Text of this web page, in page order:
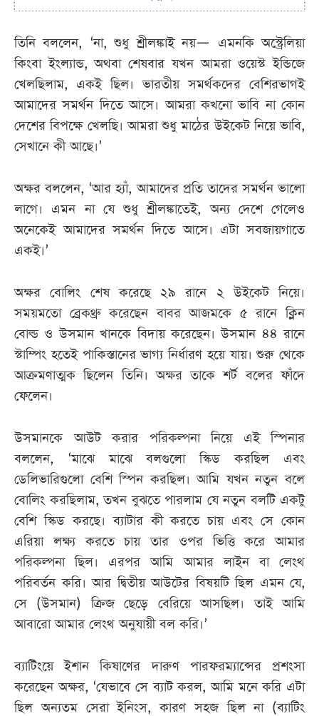
তিনি বললেন, ‘না, শুধু শ্রীলঙ্কাই নয়— এমনকি অস্ট্রেলিয়া
কিংবা ইংল্যান্ড, অথবা শেষবার যখন আমরা ওয়েস্ট ইন্ডিজে
খেলছিলাম, একই ছিল। ভারতীয় সমর্থকদের বেশিরভাগই
আমাদের সমর্থন দিতে আসে। আমরা কখনো ভাবি না কোন
দেশের বিপক্ষে খেলছি। আমরা শুধু মাঠের উইকেট নিয়ে ভাবি,
সেখানে কী আছে।’
অক্ষর বললেন, ‘আর হ্যাঁ, আমাদের প্রতি তাদের সমর্থন ভালো
লাগে। এমন না যে শুধু শ্রীলঙ্কাতেই, অন্য দেশে গেলেও
অনেকেই আমাদের সমর্থন দিতে আসে। এটা সবজায়গাতে
একই।’
অক্ষর বোলিং শেষ করেছে ২৯ রানে ২ উইকেট নিয়ে।
সময়মতো ব্রেকথ্রু করেছেন বাবর আজমকে ৫ রানে ক্লিন
বোল্ড ও উসমান খানকে বিদায় করেছেন। উসমান ৪৪ রানে
স্টাম্পিং হতেই পাকিস্তানের ভাগ্য নির্ধারণ হয়ে যায়। শুরু থেকে
আক্রমণাত্মক ছিলেন তিনি। অক্ষর তাকে শর্ট বলের ফাঁদে
ফেলেন।
উসমানকে আউট করার পরিকল্পনা নিয়ে এই স্পিনার
বললেন, ‘মাঝে মাঝে বলগুলো স্কিড করছিল এবং
ডেলিভারিগুলো বেশি স্পিন করছিল। আমি যখন নতুন বলে
বোলিং করছিলাম, তখন বুঝতে পারলাম যে নতুন বলটি একটু
বেশি স্কিড করছে। ব্যাটার কী করতে চায় এবং সে কোন
এরিয়া লক্ষ্য করতে চায় তার ওপর ভিত্তি করে আমার
পরিকল্পনা ছিল। এরপর আমি আমার লাইন বা লেংথ
পরিবর্তন করি। আর দ্বিতীয় আউটের বিষয়টি ছিল এমন যে,
সে (উসমান) ক্রিজ ছেড়ে বেরিয়ে আসছিল। তাই আমি
আবারো আমার লেংথ অনুযায়ী বল করি।’
ব্যাটিংয়ে ইশান কিষাণের দারুণ পারফরম্যান্সের প্রশংসা
করেছেন অক্ষর, ‘যেভাবে সে ব্যাট করল, আমি মনে করি এটা
ছিল অন্যতম সেরা ইনিংস, কারণ সহজ ছিল না (ব্যাটিং